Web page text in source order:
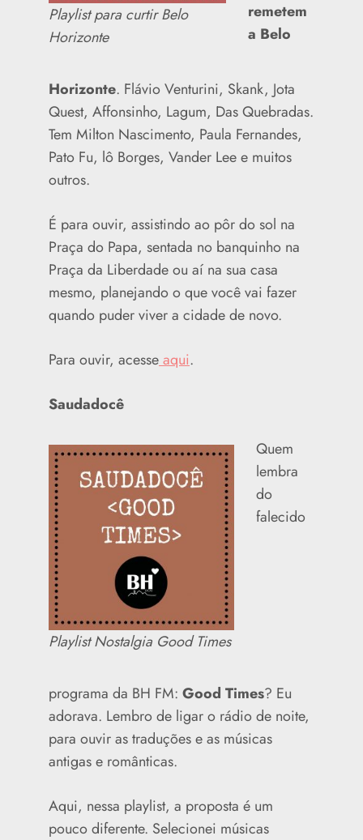
Playlist para curtir Belo
Horizonte
remetem
a Belo
Horizonte. Flávio Venturini, Skank, Jota
Quest, Affonsinho, Lagum, Das Quebradas.
Tem Milton Nascimento, Paula Fernandes,
Pato Fu, lô Borges, Vander Lee e muitos
outros.
É para ouvir, assistindo ao pôr do sol na
Praça do Papa, sentada no banquinho na
Praça da Liberdade ou aí na sua casa
mesmo, planejando o que você vai fazer
quando puder viver a cidade de novo.
Para ouvir, acesseaqui.
Saudadocê
Playlist Nostalgia Good Times
Quem
lembra
do
falecido
programa da BH FM: Good Times? Eu
adorava. Lembro de ligar o rádio de noite,
para ouvir as traduções e as músicas
antigas e românticas.
Aqui, nessa playlist, a proposta é um
pouco diferente. Selecionei músicas